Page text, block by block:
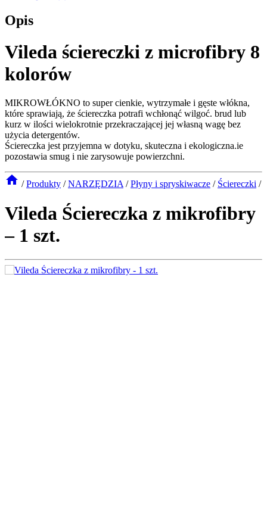
Opis
Vileda ściereczki z microfibry 8
kolorów
MIKROWŁÓKNO to super cienkie, wytrzymałe i gęste włókna,
które sprawiają, że ściereczka potrafi wchłonąć wilgoć. brud lub
kurz w ilości wielokrotnie przekraczającej jej własną wagę bez
użycia detergentów.
Ściereczka jest przyjemna w dotyku, skuteczna i ekologiczna.ie
pozostawia smug i nie zarysowuje powierzchni.
/ Produkty / NARZĘDZIA / Płyny i spryskiwacze / Ściereczki /
Vileda Ściereczka z mikrofibry
– 1 szt.